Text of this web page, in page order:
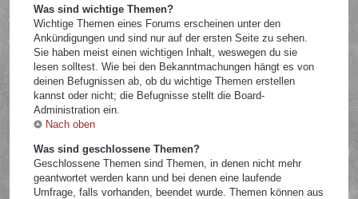
Was sind wichtige Themen?
Wichtige Themen eines Forums erscheinen unter den
Ankündigungen und sind nur auf der ersten Seite zu sehen.
Sie haben meist einen wichtigen Inhalt, weswegen du sie
lesen solltest. Wie bei den Bekanntmachungen hängt es von
deinen Befugnissen ab, ob du wichtige Themen erstellen
kannst oder nicht; die Befugnisse stellt die Board-
Administration ein.
Nach oben
Was sind geschlossene Themen?
Geschlossene Themen sind Themen, in denen nicht mehr
geantwortet werden kann und bei denen eine laufende
Umfrage, falls vorhanden, beendet wurde. Themen können aus